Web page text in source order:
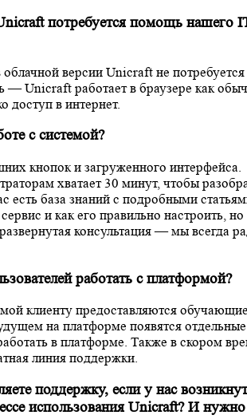
потребуется помощь нашего
версии Unicraft не потребуется
— Unicraft работает в браузере как
доступ в интернет.
с системой?
кнопок и загруженного интерфейса.
хватает 30 минут, чтобы
есть база знаний с подробными
и как его правильно настроить, но
консультация — мы всегда
работать с платформой?
клиенту предоставляются
на платформе появятся отдельные
в платформе. Также в скором
линия поддержки.
поддержку, если у нас возникнут
использования Unicraft? И нужно